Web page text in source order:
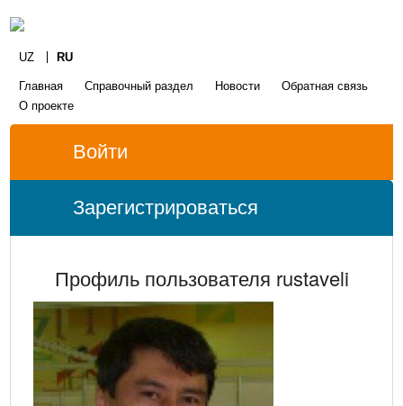
UZ RU
Главная Справочный раздел Новости
Обратная связь
О проекте
Войти
Зарегистрироваться
Профиль пользователя rustaveli